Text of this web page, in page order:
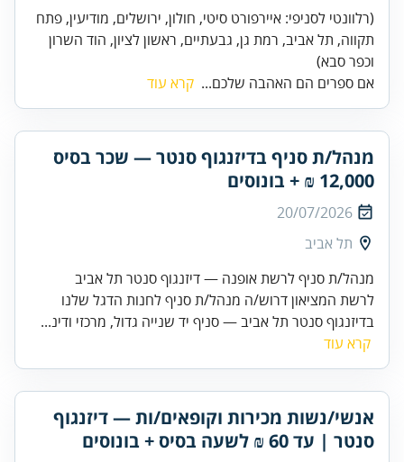
(רלוונטי לסניפי: איירפורט סיטי, חולון, ירושלים, מודיעין, פתח
תקווה, תל אביב, רמת גן, גבעתיים, ראשון לציון, הוד השרון
וכפר סבא)
אם ספרים הם האהבה שלכם... קרא עוד
מנהל/ת סניף בדיזנגוף סנטר — שכר בסיס
12,000 ₪ + בונוסים
20/07/2026
תל אביב
מנהל/ת סניף לרשת אופנה — דיזנגוף סנטר תל אביב
לרשת המציאון דרוש/ה מנהל/ת סניף לחנות הדגל שלנו
בדיזנגוף סנטר תל אביב — סניף יד שנייה גדול, מרכזי ודינ...
קרא עוד
אנשי/נשות מכירות וקופאים/ות — דיזנגוף
סנטר | עד 60 ₪ לשעה בסיס + בונוסים